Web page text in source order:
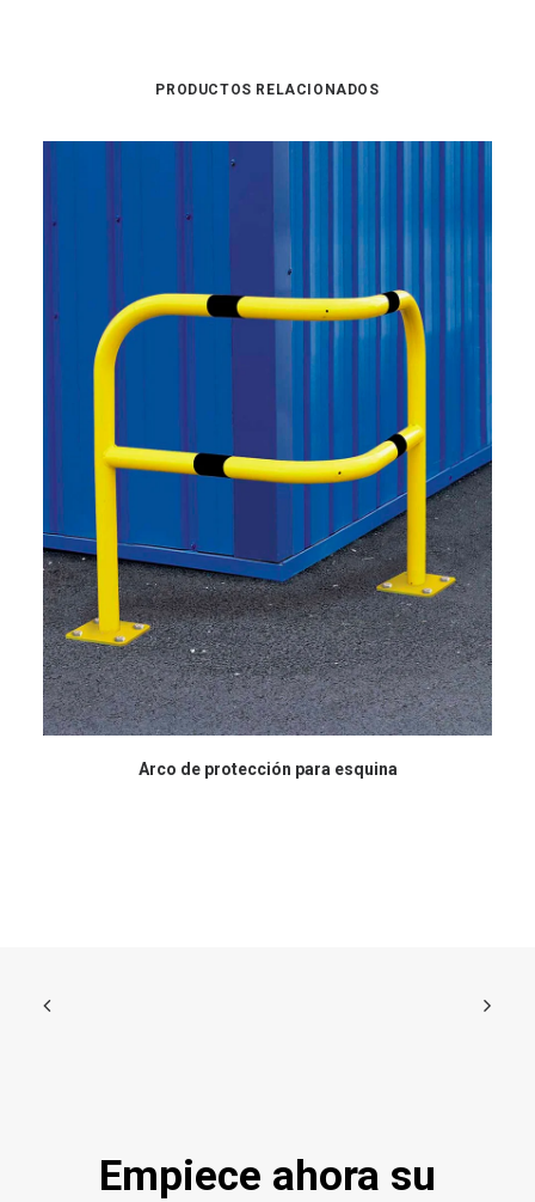
PRODUCTOS RELACIONADOS
Arco de protección para esquina
Empiece ahora su